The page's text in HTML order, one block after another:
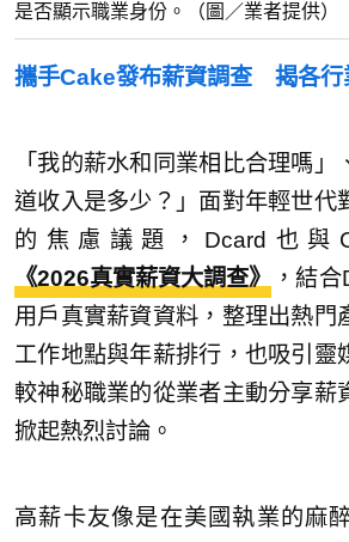
是否顯示職業身份。（圖／業者提供）
攜手Cake發布薪資調查 揭各行
「我的薪水和同業相比合理嗎」
道收入是多少？」面對年輕世代
的焦慮議題，Dcard也與
《2026真實薪資大調查》
，結
用戶真實薪資資料，整理出熱門
工作地點與年薪排行，也吸引靈
較神秘職業的從業者主動分享薪
掀起熱烈討論。
高薪卡友像是在美國執業的麻